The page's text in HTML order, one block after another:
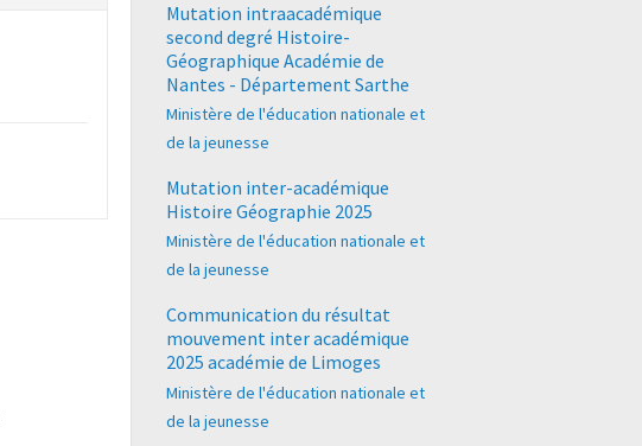
Mutation intraacadémique
second degré Histoire-
Géographique Académie de
Nantes - Département Sarthe
Ministère de l'éducation nationale et
de la jeunesse
Mutation inter-académique
Histoire Géographie 2025
Ministère de l'éducation nationale et
de la jeunesse
Communication du résultat
mouvement inter académique
2025 académie de Limoges
Ministère de l'éducation nationale et
de la jeunesse